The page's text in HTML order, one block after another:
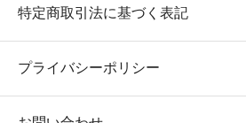
特定商取引法に基づく表記
プライバシーポリシー